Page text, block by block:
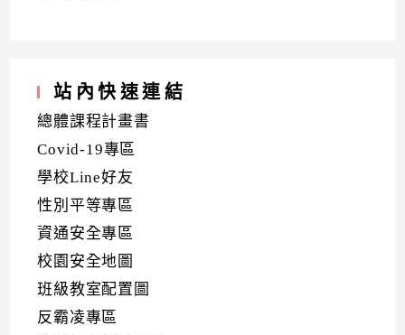
站內快速連結
總體課程計畫書
Covid-19專區
學校Line好友
性別平等專區
資通安全專區
校園安全地圖
班級教室配置圖
反霸凌專區